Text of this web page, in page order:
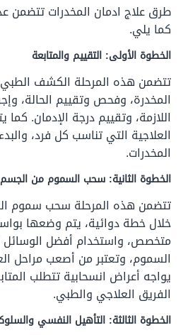
طرق علاج ادمان المخدرات تتضمن
كما يلي.
الخطوة الأولى: التقييم والمتابعة
تتضمن هذه المرحلة الكشف
المخدرة، وفحص وتقييم الحالة،
اللازمة، وتقييم درجة الإدمان.
العلاجية التي تناسب كل فرد،
المخدرات.
الخطوة الثانية: سحب السموم من الجسم
تتضمن هذه المرحلة سحب سموم
خلال خطة دوائية، يتم وضعها
متخصص، واستخدام أفضل الوسائل
السموم، وتعتبر من أصعب مراحل
يواجه أعراض انسحابية تتطلب
الفريق العلاجي والطبي.
الخطوة الثالثة: التأهيل النفسي